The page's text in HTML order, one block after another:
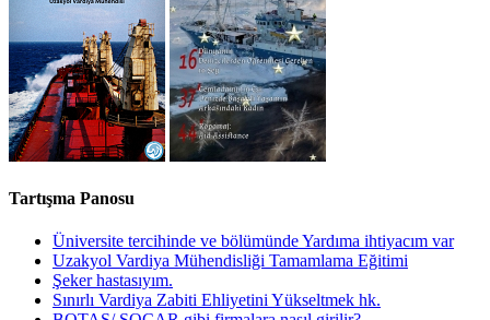
Tartışma Panosu
Üniversite tercihinde ve bölümünde Yardıma ihtiyacım var
Uzakyol Vardiya Mühendisliği Tamamlama Eğitimi
Şeker hastasıyım.
Sınırlı Vardiya Zabiti Ehliyetini Yükseltmek hk.